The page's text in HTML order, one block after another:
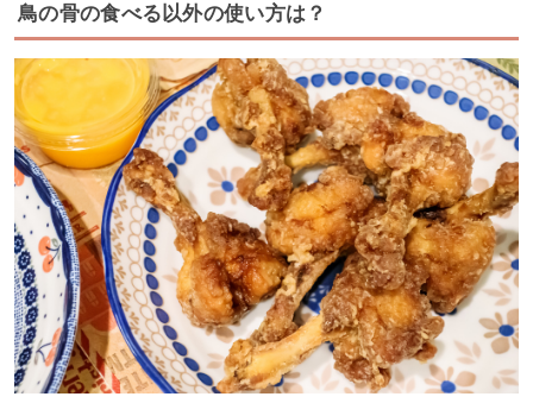
鳥の骨の食べる以外の使い方は？